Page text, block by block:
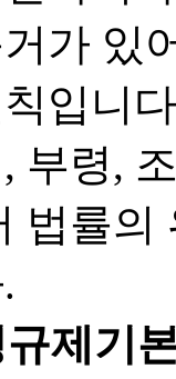
가 있
입니
부령,
법률
제기